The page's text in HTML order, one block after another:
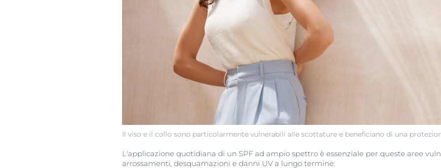
Il viso e il collo sono particolarmente vulnerabili alle scottature e beneficiano di una
L'applicazione quotidiana di un SPF ad ampio spettro è essenziale per queste aree
arrossamenti, desquamazioni e danni UV a lungo termine.